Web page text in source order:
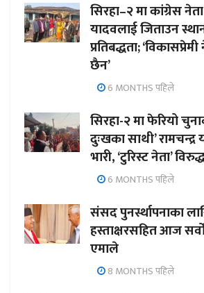
सिरहा–२ मा कांग्रेस नेता
यादवलाई जिताउन
प्रतिबद्धता;
छैन’
6 MONTHS पहिले
सिरहा-२ मा फेरियो
दुःखका साथी’
भारी, ‘टुरिस्ट नेता’
6 MONTHS पहिले
संसद पुनर्स्थापनाका
हस्ताक्षरसहित आज
एमाले
8 MONTHS पहिले